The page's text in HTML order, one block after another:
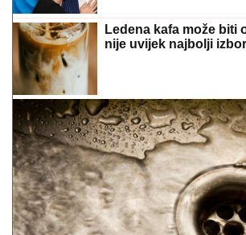
Ledena kafa može biti
nije uvijek najbolji izbor